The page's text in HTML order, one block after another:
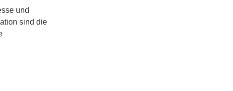
und
sind die